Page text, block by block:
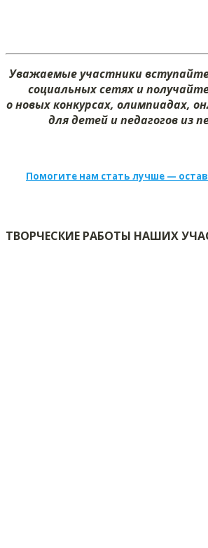
Уважаемые участники
социальных сетях и
о новых конкурсах, олимпиадах,
для детей и педагогов из
Помогите нам стать лучше —
ТВОРЧЕСКИЕ РАБОТЫ НАШИХ